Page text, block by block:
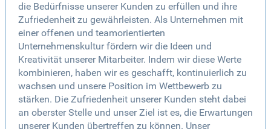
die Bedürfnisse unserer Kunden zu erfüllen und ihre
Zufriedenheit zu gewährleisten. Als Unternehmen mit
einer offenen und teamorientierten
Unternehmenskultur fördern wir die Ideen und
Kreativität unserer Mitarbeiter. Indem wir diese Werte
kombinieren, haben wir es geschafft, kontinuierlich zu
wachsen und unsere Position im Wettbewerb zu
stärken. Die Zufriedenheit unserer Kunden steht dabei
an oberster Stelle und unser Ziel ist es, die Erwartungen
unserer Kunden übertreffen zu können. Unser